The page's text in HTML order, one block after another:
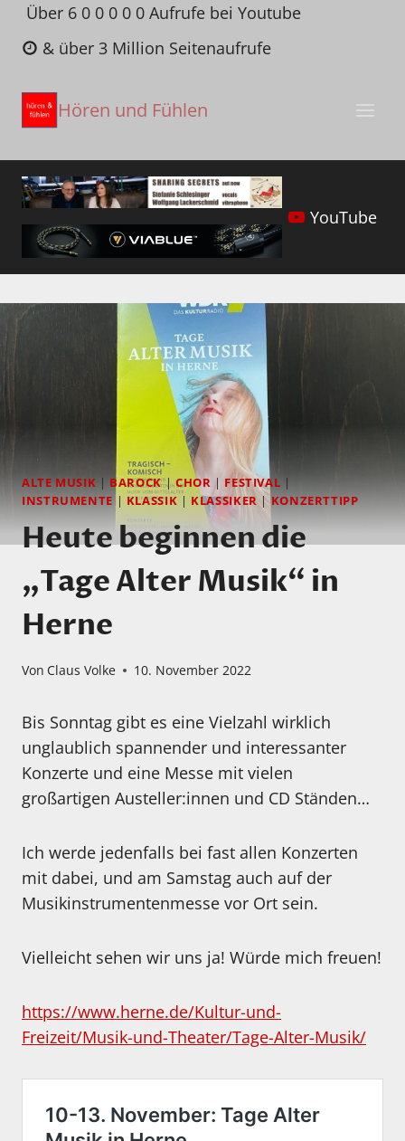
Zum
Inhalt
springen
Über 6 0 0 0 0 0 Aufrufe bei Youtube
& über 3 Million Seitenaufrufe
Hören und Fühlen
YouTube
ALTE MUSIK | BAROCK|CHOR | FESTIVAL |
INSTRUMENTE| KLASSIK | KLASSIKER |KONZERTTIPP
Heute beginnen die
„Tage Alter Musik“ in
Herne
Von Claus Volke 10. November 2022
Bis Sonntag gibt es eine Vielzahl wirklich
unglaublich spannender und interessanter
Konzerte und eine Messe mit vielen
großartigen Austeller:innen und CD Ständen…
Ich werde jedenfalls bei fast allen Konzerten
mit dabei, und am Samstag auch auf der
Musikinstrumentenmesse vor Ort sein.
Vielleicht sehen wir uns ja! Würde mich freuen!
https://www.herne.de/Kultur-und-
Freizeit/Musik-und-Theater/Tage-Alter-Musik/